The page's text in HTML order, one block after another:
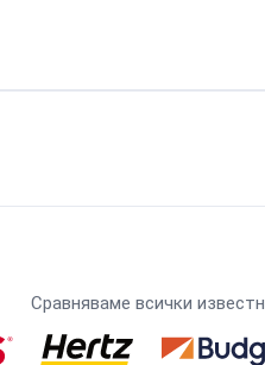
Сравняваме всички